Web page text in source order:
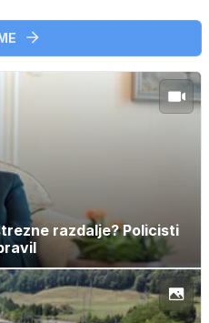
razdalje? Policisti